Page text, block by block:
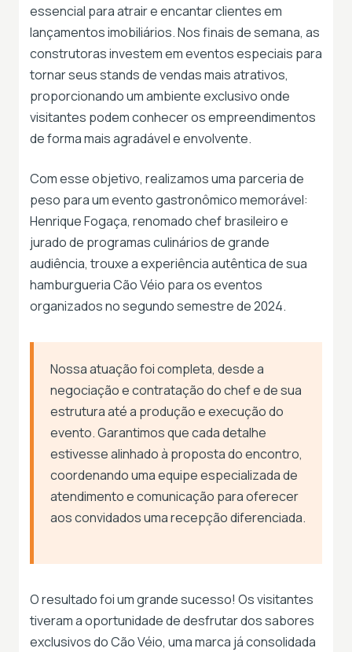
essencial para atrair e encantar clientes em
lançamentos imobiliários. Nos finais de semana, as
construtoras investem em eventos especiais para
tornar seus stands de vendas mais atrativos,
proporcionando um ambiente exclusivo onde
visitantes podem conhecer os empreendimentos
de forma mais agradável e envolvente.
Com esse objetivo, realizamos uma parceria de
peso para um evento gastronômico memorável:
Henrique Fogaça, renomado chef brasileiro e
jurado de programas culinários de grande
audiência, trouxe a experiência autêntica de sua
hamburgueria Cão Véio para os eventos
organizados no segundo semestre de 2024.
Nossa atuação foi completa, desde a
negociação e contratação do chef e de sua
estrutura até a produção e execução do
evento. Garantimos que cada detalhe
estivesse alinhado à proposta do encontro,
coordenando uma equipe especializada de
atendimento e comunicação para oferecer
aos convidados uma recepção diferenciada.
O resultado foi um grande sucesso! Os visitantes
tiveram a oportunidade de desfrutar dos sabores
exclusivos do Cão Véio, uma marca já consolidada